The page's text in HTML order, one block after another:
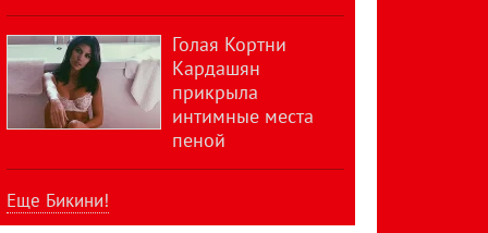
Голая Кортни
Кардашян
прикрыла
интимные места
пеной
Еще Бикини!